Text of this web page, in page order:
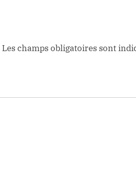
Les champs obligatoires sont